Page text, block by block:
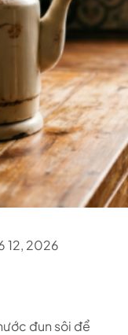
12, 2026
đun sôi để